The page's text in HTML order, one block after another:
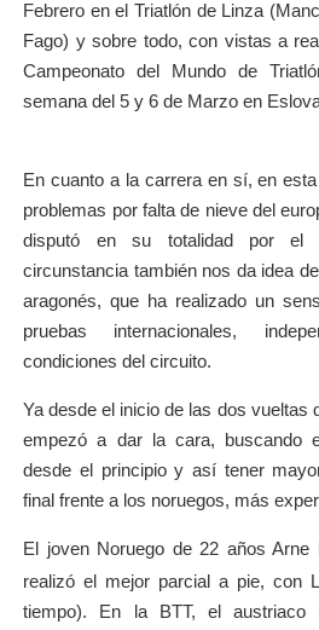
Febrero en el Triatlón de Linza
Fago) y sobre todo, con vistas a
Campeonato del Mundo de
semana del 5 y 6 de Marzo en
En cuanto a la carrera en sí, en
problemas por falta de nieve del
disputó en su totalidad por el
circunstancia también nos da idea
aragonés, que ha realizado un
pruebas internacionales,
condiciones del circuito.
Ya desde el inicio de las dos vueltas
empezó a dar la cara, buscando
desde el principio y así tener
final frente a los noruegos, más
El joven Noruego de 22 años Arne
realizó el mejor parcial a pie, con
tiempo). En la BTT, el austriaco